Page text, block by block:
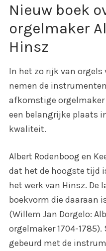
Nieuw boek
orgelmaker
Hinsz
In het zo rijk van orgels
nemen de
afkomstige
een belangrijke plaats
kwaliteit.
Albert Rodenboog en
dat het de hoogste tijd
het werk van Hinsz. De
boekvorm die daaraan
(Willem Jan Dorgelo:
orgelmaker 1704-1785).
gebeurd met de